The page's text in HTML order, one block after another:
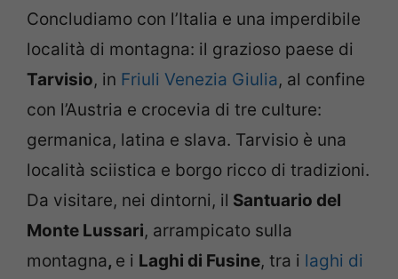
Concludiamo con l’Italia e una imperdibile
località di montagna: il grazioso paese di
Tarvisio, in Friuli Venezia Giulia, al confine
con l’Austria e crocevia di tre culture:
germanica, latina e slava. Tarvisio è una
località sciistica e borgo ricco di tradizioni.
Da visitare, nei dintorni, il Santuario del
Monte Lussari, arrampicato sulla
montagna, e i Laghi di Fusine, tra i laghi di